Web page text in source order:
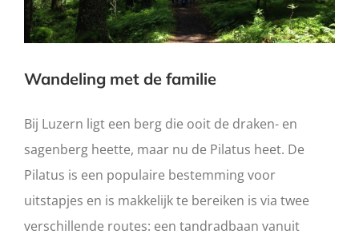
Wandeling met de familie
Bij Luzern ligt een berg die ooit de draken- en
sagenberg heette, maar nu de Pilatus heet. De
Pilatus is een populaire bestemming voor
uitstapjes en is makkelijk te bereiken is via twee
verschillende routes: een tandradbaan vanuit